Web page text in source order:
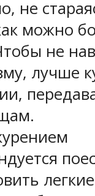
не
можно
не
лучше